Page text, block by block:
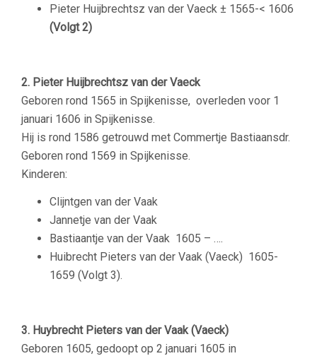
Pieter Huijbrechtsz van der Vaeck ± 1565-< 1606
(Volgt 2)
2. Pieter Huijbrechtsz van der Vaeck
Geboren rond 1565 in Spijkenisse, overleden voor 1
januari 1606 in Spijkenisse.
Hij is rond 1586 getrouwd met Commertje Bastiaansdr.
Geboren rond 1569 in Spijkenisse.
Kinderen:
Clijntgen van der Vaak
Jannetje van der Vaak
Bastiaantje van der Vaak 1605 – ….
Huibrecht Pieters van der Vaak (Vaeck) 1605-
1659 (Volgt 3).
3. Huybrecht Pieters van der Vaak (Vaeck)
Geboren 1605, gedoopt op 2 januari 1605 in